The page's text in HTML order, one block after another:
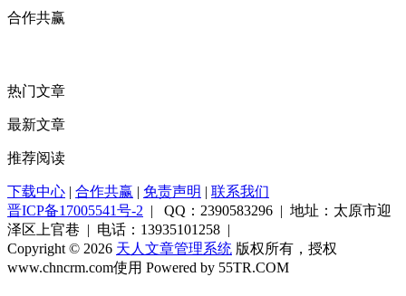
合作共赢
热门文章
最新文章
推荐阅读
下载中心 | 合作共赢 | 免责声明 | 联系我们
晋ICP备17005541号-2 | QQ：2390583296 | 地址：太原市迎
泽区上官巷 | 电话：13935101258 |
Copyright © 2026 天人文章管理系统 版权所有，授权
www.chncrm.com使用 Powered by 55TR.COM